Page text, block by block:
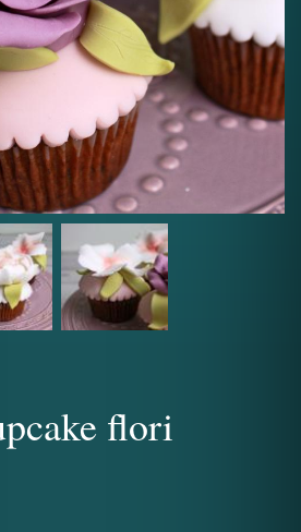
flori